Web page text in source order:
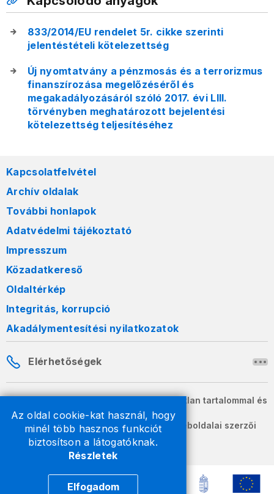
Az oldal cookie-kat használ, hogy
minél több hasznos funkciót
biztosítson a látogatóknak.
Részletek
Elfogadom
833/2014/EU rendelet 5r. cikke szerinti
jelentéstételi kötelezettség
Új nyomtatvány a pénzmosás és a terrorizmus
finanszírozása megelőzéséről és
megakadályozásáról szóló 2017. évi LIII.
törvényben meghatározott bejelentési
kötelezettség teljesítéséhez
Kapcsolatfelvétel
Archív oldalak
További honlapok
Adatvédelmi tájékoztató
Impresszum
Közadatkereső
Oldaltérkép
Integritás, korrupció
Akadálymentesítési nyilatkozatok
Elérhetőségek
A honlapon szereplő információk változatlan tartalommal és
formában szabadon terjeszthetők.
2026 © A Nemzeti Adó- és Vámhivatal weboldalai szerzői
jogvédelem alatt állnak.